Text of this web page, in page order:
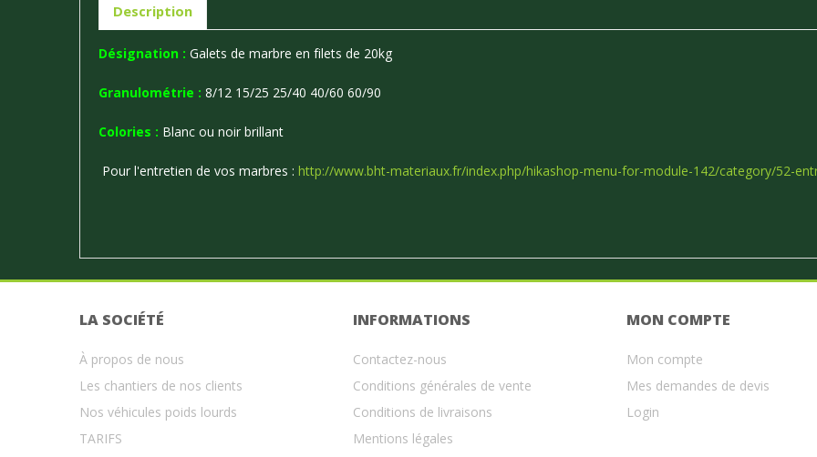
Description
Désignation : Galets de marbre en filets de 20kg
Granulométrie : 8/12 15/25 25/40 40/60 60/90
Colories : Blanc ou noir brillant
Pour l'entretien de vos marbres : http://www.bht-materiaux.fr/index.php/hikashop-menu-for-module-142/category/52-
LA SOCIÉTÉ
À propos de nous
Les chantiers de nos clients
Nos véhicules poids lourds
TARIFS
INFORMATIONS
Contactez-nous
Conditions générales de vente
Conditions de livraisons
Mentions légales
MON COMPTE
Mon compte
Mes demandes de devis
Login